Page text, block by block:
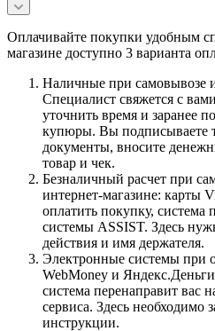
Оплачивайте покупки удобным
магазине доступно 3 варианта
Наличные при самовывозе
Специалист свяжется с
уточнить время и заранее
купюры. Вы подписываете
документы, вносите
товар и чек.
Безналичный расчет при
интернет-магазине: карты
оплатить покупку, система
системы ASSIST. Здесь
действия и имя держателя.
Электронные системы при
WebMoney и
система перенаправит вас
сервиса. Здесь необходимо
инструкции.